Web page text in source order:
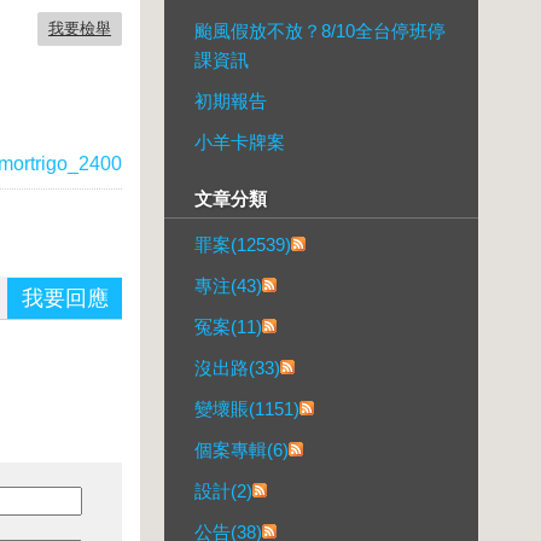
我要檢舉
我要回應
颱風假放不放？8/10全台停班停
課資訊
初期報告
小羊卡牌案
文章分類
罪案(12539)
專注(43)
冤案(11)
沒出路(33)
變壞賬(1151)
個案專輯(6)
設計(2)
公告(38)